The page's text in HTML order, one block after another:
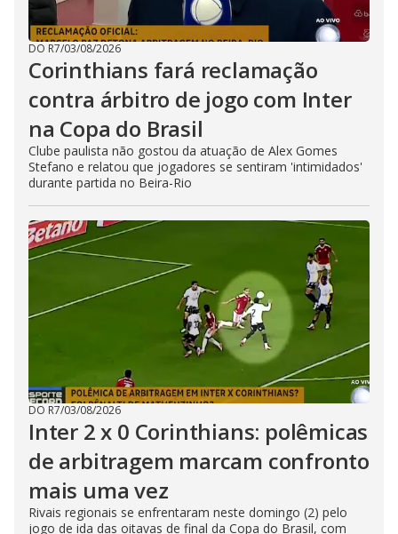
DO R7/03/08/2026
Corinthians fará reclamação
contra árbitro de jogo com Inter
na Copa do Brasil
Clube paulista não gostou da atuação de Alex Gomes
Stefano e relatou que jogadores se sentiram 'intimidados'
durante partida no Beira-Rio
DO R7/03/08/2026
Inter 2 x 0 Corinthians: polêmicas
de arbitragem marcam confronto
mais uma vez
Rivais regionais se enfrentaram neste domingo (2) pelo
jogo de ida das oitavas de final da Copa do Brasil, com